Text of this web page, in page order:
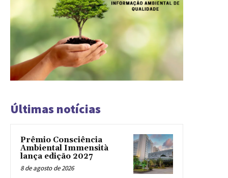
Últimas notícias
Prêmio Consciência
Ambiental Immensità
lança edição 2027
8 de agosto de 2026